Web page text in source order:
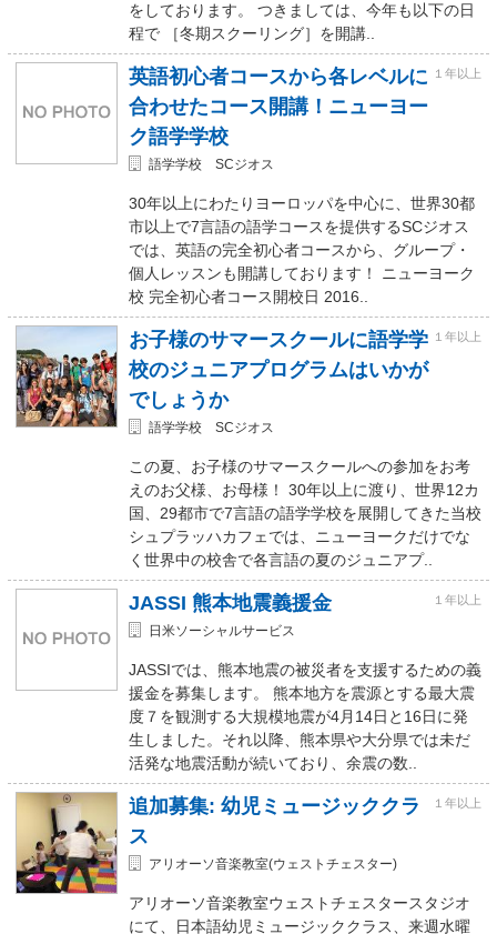
をしております。 つきましては、今年も以下の日
程で ［冬期スクーリング］を開講..
英語初心者コースから各レベルに
合わせたコース開講！ニューヨー
ク語学学校
１年以上
語学学校 SCジオス
30年以上にわたりヨーロッパを中心に、世界30都
市以上で7言語の語学コースを提供するSCジオス
では、英語の完全初心者コースから、グループ・
個人レッスンも開講しております！ ニューヨーク
校 完全初心者コース開校日 2016..
お子様のサマースクールに語学学
校のジュニアプログラムはいかが
でしょうか
１年以上
語学学校 SCジオス
この夏、お子様のサマースクールへの参加をお考
えのお父様、お母様！ 30年以上に渡り、世界12カ
国、29都市で7言語の語学学校を展開してきた当校
シュプラッハカフェでは、ニューヨークだけでな
く世界中の校舎で各言語の夏のジュニアプ..
JASSI 熊本地震義援金 １年以上
日米ソーシャルサービス
JASSIでは、熊本地震の被災者を支援するための義
援金を募集します。 熊本地方を震源とする最大震
度７を観測する大規模地震が4月14日と16日に発
生しました。それ以降、熊本県や大分県では未だ
活発な地震活動が続いており、余震の数..
追加募集: 幼児ミュージッククラ
ス
１年以上
アリオーソ音楽教室(ウェストチェスター)
アリオーソ音楽教室ウェストチェスタースタジオ
にて、日本語幼児ミュージッククラス、来週水曜